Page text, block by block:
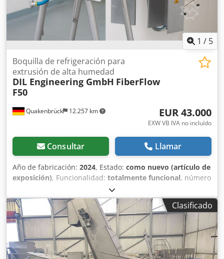
1 / 5
Quakenbrück 12.257 km
Boquilla de refrigeración para
extrusión de alta humedad
DIL Engineering GmbH FiberFlow
F50
EUR 43.000
EXW VB IVA no incluído
Consultar Llamar
Año de fabricación: 2024, Estado: como nuevo (artículo de
exposición), Funcionalidad: totalmente funcional, número
, Se ofrece a la venta una
boquilla de enfriamiento FiberFlow F50 de DIL Engineering
GmbH, una solución especialmente diseñada para la
estructuración de proteínas alternativas en la extrusión de
alta humedad (HME). Esta boquilla de enfriamiento es
ideal para su uso en investigación y desarrollo, y permite
la producción selectiva de texturas fibrosas y similares a la
Clasificado